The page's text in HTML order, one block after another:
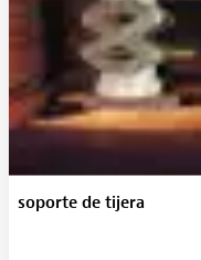
soporte de tijera